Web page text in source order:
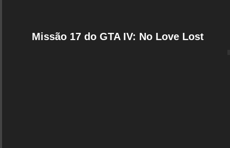
Missão 17 do GTA IV: No Love Lost